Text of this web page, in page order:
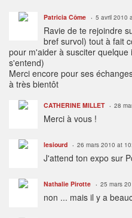
Patricia Côme 5 avril 2010
Ravie de te rejoindre
bref survol) tout à fait
pour m'aider à susciter
s'entend)
Merci encore pour ses
à très bientôt
CATHERINE MILLET 28
Merci à vous !
lesiourd 26 mars 2010 at
J'attend ton expo sur
Nathalie Pirotte 25 mars
non ... mais il y a